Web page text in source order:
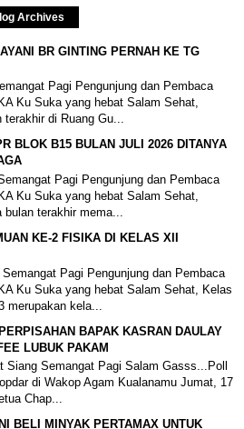
Archives
BR GINTING PERNAH KE TG
Pagi Pengunjung dan Pembaca
Ku Suka yang hebat Salam Sehat,
terakhir di Ruang Gu...
BLOK B15 BULAN JULI 2026 DITANYA
Pagi Pengunjung dan Pembaca
Ku Suka yang hebat Salam Sehat,
bulan terakhir mema...
KE-2 FISIKA DI KELAS XII
Pagi Pengunjung dan Pembaca
Ku Suka yang hebat Salam Sehat, Kelas
kela...
BAPAK KASRAN DAULAY
LUBUK PAKAM
Siang Semangat Pagi Salam Gasss...Poll
di Wakop Agam Kualanamu Jumat, 17
Chap...
BELI MINYAK PERTAMAX UNTUK